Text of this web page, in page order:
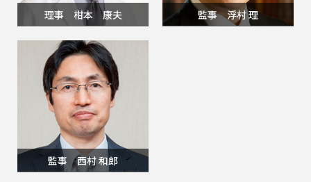
理事 柑本 康夫 監事 浮村 理
監事 西村 和郎